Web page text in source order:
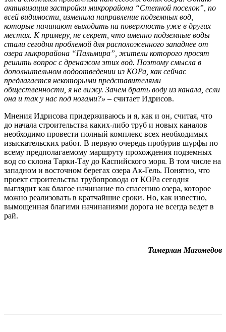
активизация застройки микрорайона “Степной поселок”, по
всей видимости, изменила направление подземных вод,
которые начинают выходить на поверхность уже в других
местах. К примеру, не секрет, что именно подземные воды
стали сегодня проблемой для расположенного западнее от
озера микрорайона “Пальмира”, жители которого просят
решить вопрос с дренажом этих вод. Поэтому смысла в
дополнительном водоотведении из КОРа, как сейчас
предлагается некоторыми представителями
общественности, я не вижу. Зачем брать воду из канала, если
она и так у нас под ногами?» – считает Идрисов.
Мнения Идрисова придерживаюсь и я, как и он, считая, что
до начала строительства каких-либо труб и новых каналов
необходимо провести полный комплекс всех необходимых
изыскательских работ. В первую очередь пробурив шурфы по
всему предполагаемому маршруту прохождения подземных
вод со склона Тарки-Тау до Каспийского моря. В том числе на
западном и восточном берегах озера Ак-Гель. Понятно, что
проект строительства трубопровода от КОРа сегодня
выглядит как благое начинание по спасению озера, которое
можно реализовать в кратчайшие сроки. Но, как известно,
вымощенная благими начинаниями дорога не всегда ведет в
рай.
Тамерлан Магомедов